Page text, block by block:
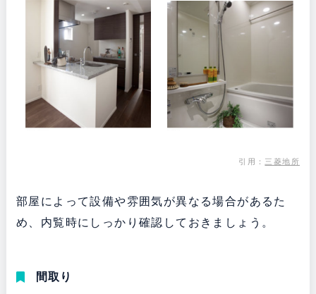
引用： 三菱地所
部屋によって設備や雰囲気が異なる場合があるた
め、内覧時にしっかり確認しておきましょう。
間取り